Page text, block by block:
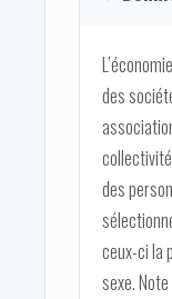
des
des
ceux-ci la
sexe.